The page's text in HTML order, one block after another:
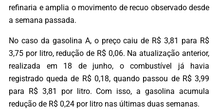
refinaria e amplia o movimento de recuo observado desde
a semana passada.
No caso da gasolina A, o preço caiu de R$ 3,81 para R$
3,75 por litro, redução de R$ 0,06. Na atualização anterior,
realizada em 18 de junho, o combustível já havia
registrado queda de R$ 0,18, quando passou de R$ 3,99
para R$ 3,81 por litro. Com isso, a gasolina acumula
redução de R$ 0,24 por litro nas últimas duas semanas.